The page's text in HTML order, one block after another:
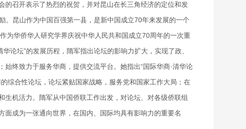
的召开表示了热烈的祝贺，并对昆山在长三角经济的定位和发
。昆山作为中国百强第一县，是新中国成立70年来发展的一个
为华侨华人研究学界庆祝中华人民共和国成立70周年的一次重
华论坛”的发展历程，隋军指出论坛的影响力扩大，实现了政、
始终致力于服务华商，提供交流平台。她指出“国际华商·清华论
综合性论坛，论坛紧贴国家战略，服务党和国家工作大局；在
机活力。隋军从中国侨联工作出发，对论坛、对各级侨联组
成为一张通向世界，在国内、国际均具有影响力的重要名